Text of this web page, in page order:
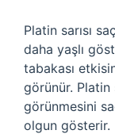
Platin sarısı
daha yaşlı
tabakası
görünür. Platin
görünmesini
olgun gösterir.